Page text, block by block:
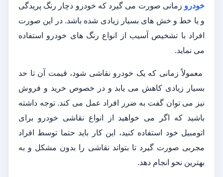
خودرو زمانی صورت می گیرد که خودرو دچار رنگ ‌پریدگی
و یا خط و خش‌ های بسیار زیادی شده باشد. در این‌ صورت
افراد با تشخیص آسیب از انواع رنگ‌ های خودرو استفاده
می ‌نماید.
معمولاً زمانی ‌که یک خودرو نقاشی شود، قیمت آن تا حد
بسیار زیادی کاهش می ‌یابد و در خصوص خرید و فروش
نیز می ‌توان گفت به ضرر افراد عمل می کند. توجه داشته
باشید که اگر می ‌خواهید از انواع نقاشی خودرو برای
اتومبیل خود استفاده کنید، این کار باید حتما توسط افراد
مجربی صورت گیرد تا بتواند نقاشی را بدون مشکل و به
بهترین نحو انجام دهد.